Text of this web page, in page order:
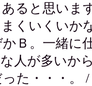
ると思いま
くいくいか
Ｂ。一緒に
人が多いか
た・・・。